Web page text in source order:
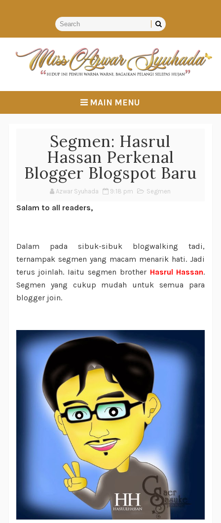
MAIN MENU
Segmen: Hasrul
Hassan Perkenal
Blogger Blogspot Baru
Azwar Syuhada 9:18 pm Segmen
Salam to all readers,
Dalam pada sibuk-sibuk blogwalking tadi,
ternampak segmen yang macam menarik hati. Jadi
terus joinlah. Iaitu segmen brother Hasrul Hassan.
Segmen yang cukup mudah untuk semua para
blogger join.